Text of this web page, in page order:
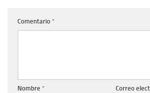
Comentario *
Nombre * Correo